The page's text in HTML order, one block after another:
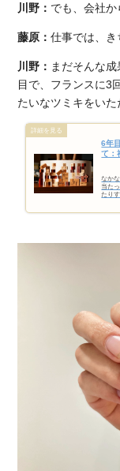
川野： でも、会社か
藤原：仕事では、き
川野： まだそんな
目で、フランスに3
たいなツミキをいた
6年
て：
なか
当た